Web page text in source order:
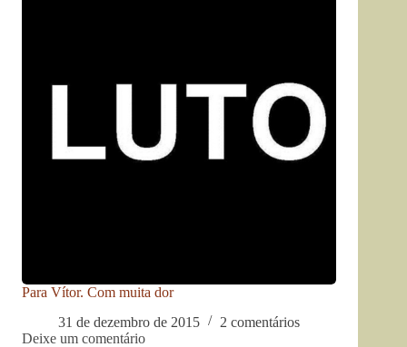
Para Vítor. Com muita dor
31 de dezembro de 2015
2 comentários
Deixe um comentário